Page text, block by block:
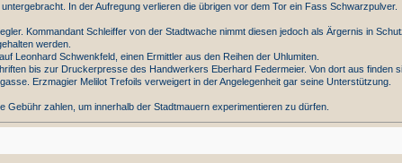
In der Aufregung verlieren die übrigen vor dem Tor ein Fass Schwarzpulver.
Kommandant Schleiffer von der Stadtwache nimmt diesen jedoch als Ärgernis in
werden.
Leonhard Schwenkfeld, einen Ermittler aus den Reihen der Uhlumiten.
bis zur Druckerpresse des Handwerkers Eberhard Federmeier. Von dort aus finden
Erzmagier Melilot Trefoils verweigert in der Angelegenheit gar seine Unterstützung.
zahlen, um innerhalb der Stadtmauern experimentieren zu dürfen.